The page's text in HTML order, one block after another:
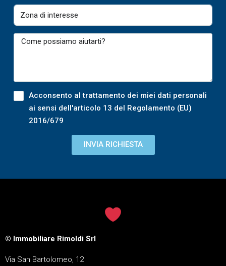
Acconsento al trattamento dei miei dati personali
ai sensi dell'articolo 13 del Regolamento (EU)
2016/679
INVIA RICHIESTA
© Immobiliare Rimoldi Srl
Via San Bartolomeo, 12